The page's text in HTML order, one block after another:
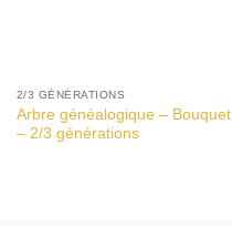
2/3 GÉNÉRATIONS
Arbre généalogique – Bouquet
– 2/3 générations